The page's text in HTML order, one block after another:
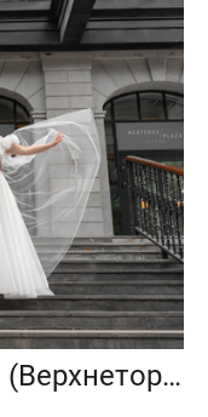
Отель Нестеров Плаза (Верхнеторговая, 2)